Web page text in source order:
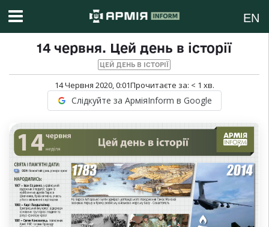
EN
14 червня. Цей день в історії
ЦЕЙ ДЕНЬ В ІСТОРІЇ
14 Червня 2020, 0:01Прочитаєте за: < 1 хв.
Слідкуйте за АрміяInform в Google